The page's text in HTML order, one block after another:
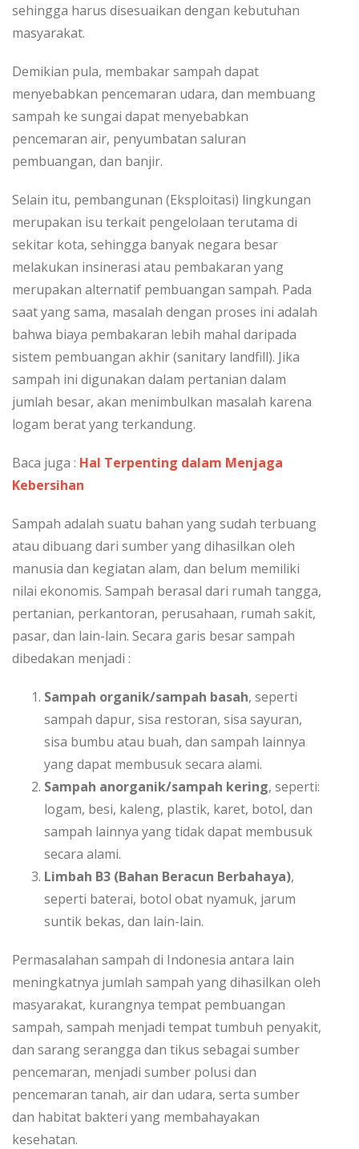
sehingga harus disesuaikan dengan kebutuhan
masyarakat.
Demikian pula, membakar sampah dapat
menyebabkan pencemaran udara, dan membuang
sampah ke sungai dapat menyebabkan
pencemaran air, penyumbatan saluran
pembuangan, dan banjir.
Selain itu, pembangunan (Eksploitasi) lingkungan
merupakan isu terkait pengelolaan terutama di
sekitar kota, sehingga banyak negara besar
melakukan insinerasi atau pembakaran yang
merupakan alternatif pembuangan sampah. Pada
saat yang sama, masalah dengan proses ini adalah
bahwa biaya pembakaran lebih mahal daripada
sistem pembuangan akhir (sanitary landfill). Jika
sampah ini digunakan dalam pertanian dalam
jumlah besar, akan menimbulkan masalah karena
logam berat yang terkandung.
Baca juga : Hal Terpenting dalam Menjaga
Kebersihan
Sampah adalah suatu bahan yang sudah terbuang
atau dibuang dari sumber yang dihasilkan oleh
manusia dan kegiatan alam, dan belum memiliki
nilai ekonomis. Sampah berasal dari rumah tangga,
pertanian, perkantoran, perusahaan, rumah sakit,
pasar, dan lain-lain. Secara garis besar sampah
dibedakan menjadi :
Sampah organik/sampah basah, seperti
sampah dapur, sisa restoran, sisa sayuran,
sisa bumbu atau buah, dan sampah lainnya
yang dapat membusuk secara alami.
Sampah anorganik/sampah kering, seperti:
logam, besi, kaleng, plastik, karet, botol, dan
sampah lainnya yang tidak dapat membusuk
secara alami.
Limbah B3 (Bahan Beracun Berbahaya),
seperti baterai, botol obat nyamuk, jarum
suntik bekas, dan lain-lain.
Permasalahan sampah di Indonesia antara lain
meningkatnya jumlah sampah yang dihasilkan oleh
masyarakat, kurangnya tempat pembuangan
sampah, sampah menjadi tempat tumbuh penyakit,
dan sarang serangga dan tikus sebagai sumber
pencemaran, menjadi sumber polusi dan
pencemaran tanah, air dan udara, serta sumber
dan habitat bakteri yang membahayakan
kesehatan.